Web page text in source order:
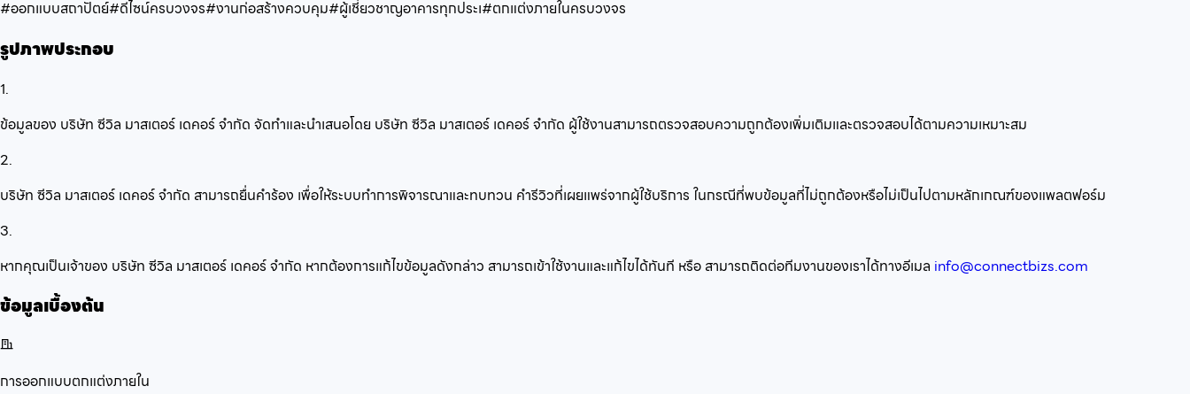
#ออกแบบสถาปัตย์#ดีไซน์ครบวงจร#งานก่อสร้างควบคุม#ผู้เชี่ยวชาญอาคารทุกประเ#ตกแต่งภายในครบวงจร
รูปภาพประกอบ
1.
ข้อมูลของ บริษัท ซีวิล มาสเตอร์ เดคอร์ จำกัด จัดทำและนำเสนอโดย บริษัท ซีวิล มาสเตอร์ เดคอร์ จำกัด ผู้ใช้งานสามารถตรวจสอบความถูกต้องเพิ่มเติมและตรวจสอบได้ตามความเหมาะสม
2.
บริษัท ซีวิล มาสเตอร์ เดคอร์ จำกัด สามารถยื่นคำร้อง เพื่อให้ระบบทำการพิจารณาและทบทวน คำรีวิวที่เผยแพร่จากผู้ใช้บริการ ในกรณีที่พบข้อมูลที่ไม่ถูกต้องหรือไม่เป็นไปตามหลักเกณฑ์ของแพลตฟอร์ม
3.
หากคุณเป็นเจ้าของ บริษัท ซีวิล มาสเตอร์ เดคอร์ จำกัด หากต้องการแก้ไขข้อมูลดังกล่าว สามารถเข้าใช้งานและแก้ไขได้ทันที หรือ สามารถติดต่อทีมงานของเราได้ทางอีเมล info@connectbizs.com
ข้อมูลเบื้องต้น
การออกแบบตกแต่งภายใน